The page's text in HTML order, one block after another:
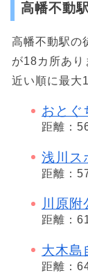
高幡不動
高幡不動駅の
が18カ所あり
近い順に最大
おとぐ
距離：
浅川ス
距離：
川原附
距離：
大木島
距離：